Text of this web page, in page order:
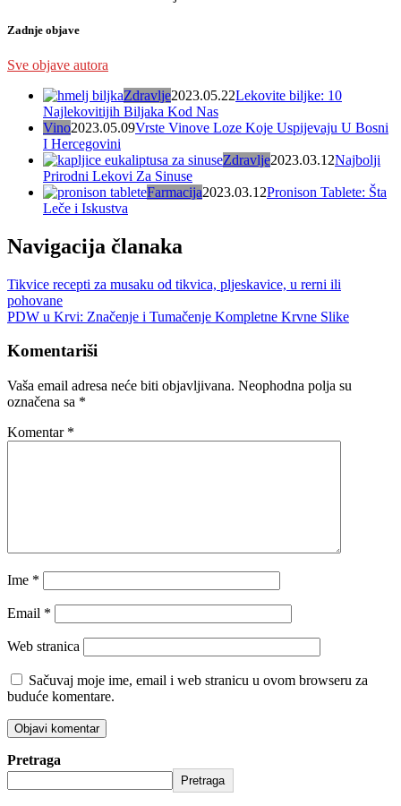
Zadnje objave
Sve objave autora
Zdravlje2023.05.22Lekovite biljke: 10
Najlekovitijih Biljaka Kod Nas
Vino2023.05.09Vrste Vinove Loze Koje Uspijevaju U Bosni
I Hercegovini
Zdravlje2023.03.12Najbolji
Prirodni Lekovi Za Sinuse
Farmacija2023.03.12Pronison Tablete: Šta
Leče i Iskustva
Navigacija članaka
Tikvice recepti za musaku od tikvica, pljeskavice, u rerni ili
pohovane
PDW u Krvi: Značenje i Tumačenje Kompletne Krvne Slike
Komentariši
Vaša email adresa neće biti objavljivana. Neophodna polja su
označena sa *
Komentar *
Ime *
Email *
Web stranica
Sačuvaj moje ime, email i web stranicu u ovom browseru za
buduće komentare.
Pretraga
Pretraga